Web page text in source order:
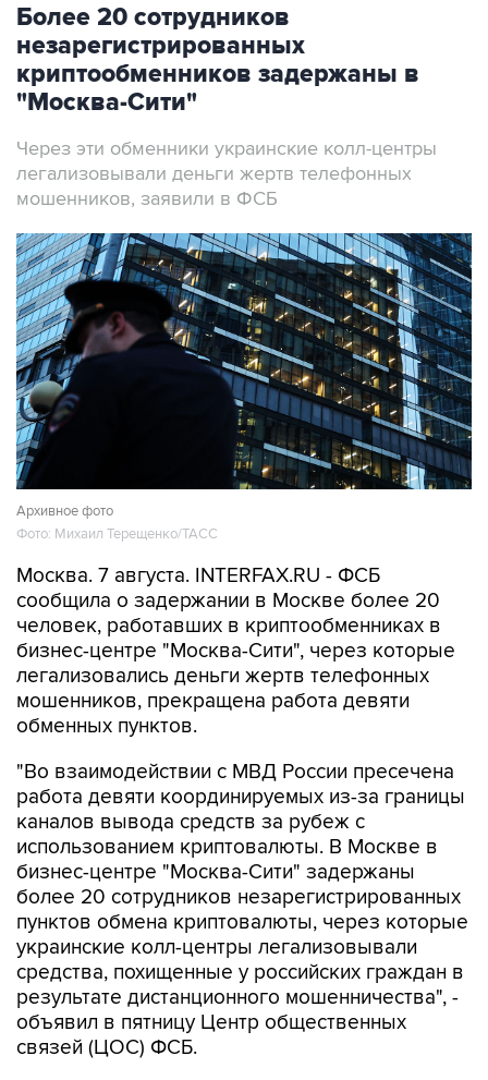
Более 20 сотрудников
незарегистрированных
криптообменников задержаны в
"Москва-Сити"
Через эти обменники украинские колл-центры
легализовывали деньги жертв телефонных
мошенников, заявили в ФСБ
Архивное фото
Фото: Михаил Терещенко/ТАСС
Москва. 7 августа. INTERFAX.RU - ФСБ
сообщила о задержании в Москве более 20
человек, работавших в криптообменниках в
бизнес-центре "Москва-Сити", через которые
легализовались деньги жертв телефонных
мошенников, прекращена работа девяти
обменных пунктов.
"Во взаимодействии с МВД России пресечена
работа девяти координируемых из-за границы
каналов вывода средств за рубеж с
использованием криптовалюты. В Москве в
бизнес-центре "Москва-Сити" задержаны
более 20 сотрудников незарегистрированных
пунктов обмена криптовалюты, через которые
украинские колл-центры легализовывали
средства, похищенные у российских граждан в
результате дистанционного мошенничества", -
объявил в пятницу Центр общественных
связей (ЦОС) ФСБ.